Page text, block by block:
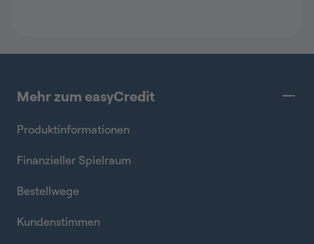
Mehr zum easyCredit
Produktinformationen
Finanzieller Spielraum
Bestellwege
Kundenstimmen